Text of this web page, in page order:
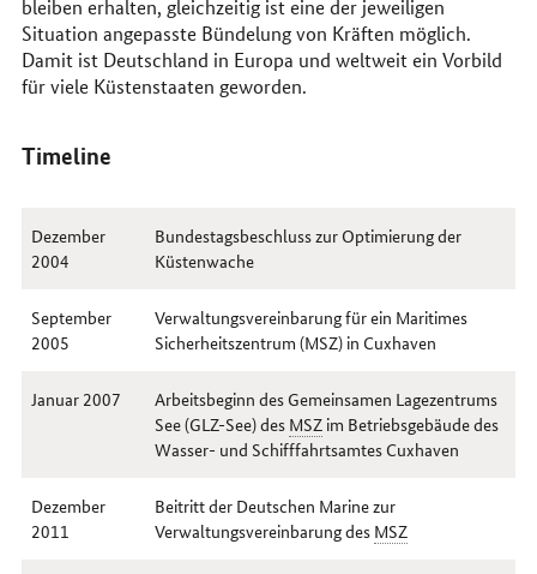
bleiben erhalten, gleichzeitig ist eine der jeweiligen
Situation angepasste Bündelung von Kräften möglich.
Damit ist Deutschland in Europa und weltweit ein Vorbild
für viele Küstenstaaten geworden.
Timeline
Dezember
2004
Bundestagsbeschluss zur Optimierung der
Küstenwache
September
2005
Verwaltungsvereinbarung für ein Maritimes
Sicherheitszentrum (MSZ) in Cuxhaven
Januar 2007
Arbeitsbeginn des Gemeinsamen Lagezentrums
See (GLZ-See) des MSZim Betriebsgebäude des
Wasser- und Schifffahrtsamtes Cuxhaven
Dezember
2011
Beitritt der Deutschen Marine zur
Verwaltungsvereinbarung des MSZ